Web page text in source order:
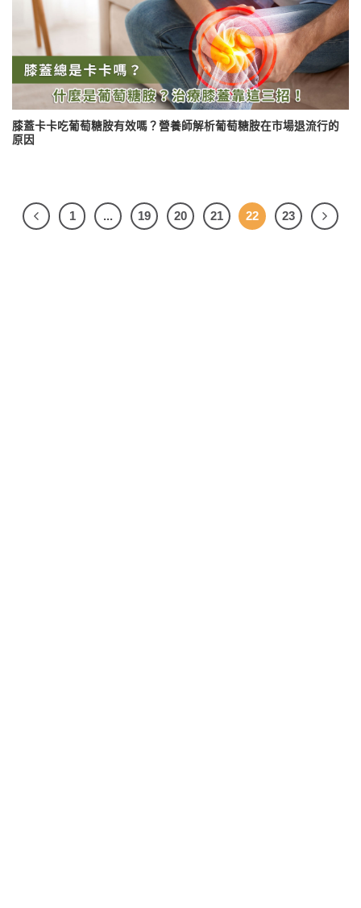
膝蓋卡卡吃葡萄糖胺有效嗎？營養師解析葡萄糖胺在市場退流行的
原因
1 ... 19 20 21 22 23